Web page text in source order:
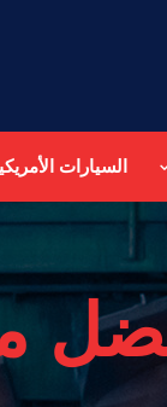
السيارات